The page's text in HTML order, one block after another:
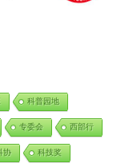
科普园地
专委会 西部行
协 科技奖